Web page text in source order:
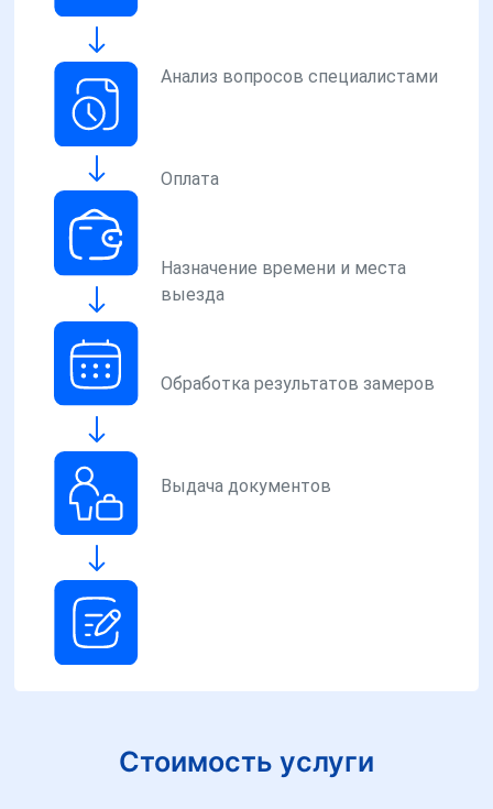
Анализ вопросов специалистами
Оплата
Назначение времени и места
выезда
Обработка результатов замеров
Выдача документов
Стоимость услуги